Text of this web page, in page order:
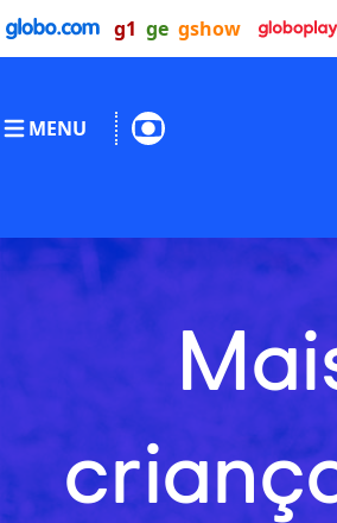
g1 ge gshow
MENU